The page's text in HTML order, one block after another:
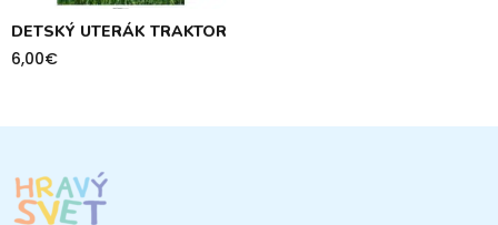
DETSKÝ UTERÁK TRAKTOR
6,00€